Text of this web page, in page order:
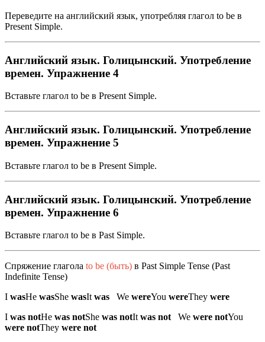
Переведите на английский язык, употребляя глагол to be в
Present Simple.
Английский язык. Голицынский. Употребление
времен. Упражнение 4
Вставьте глагол to be в Present Simple.
Английский язык. Голицынский. Употребление
времен. Упражнение 5
Вставьте глагол to be в Present Simple.
Английский язык. Голицынский. Употребление
времен. Упражнение 6
Вставьте глагол to be в Past Simple.
Спряжение глагола to be (быть) в Past Simple Tense (Past
Indefinite Tense)
I wasHe wasShe wasIt was We wereYou wereThey were
I was notHe was notShe was notIt was not We were notYou
were notThey were not